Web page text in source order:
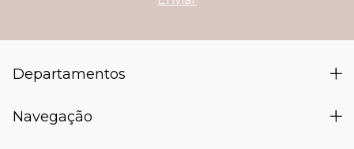
Departamentos
Navegação